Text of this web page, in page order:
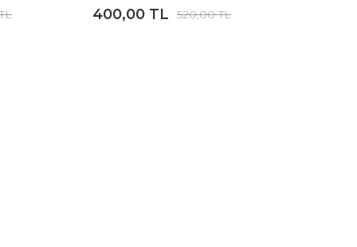
400,00 TL 520,00 TL